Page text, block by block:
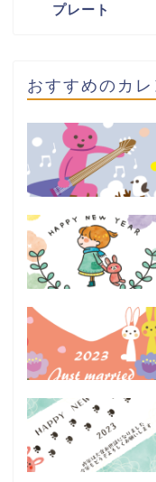
プレート
おすすめのカ